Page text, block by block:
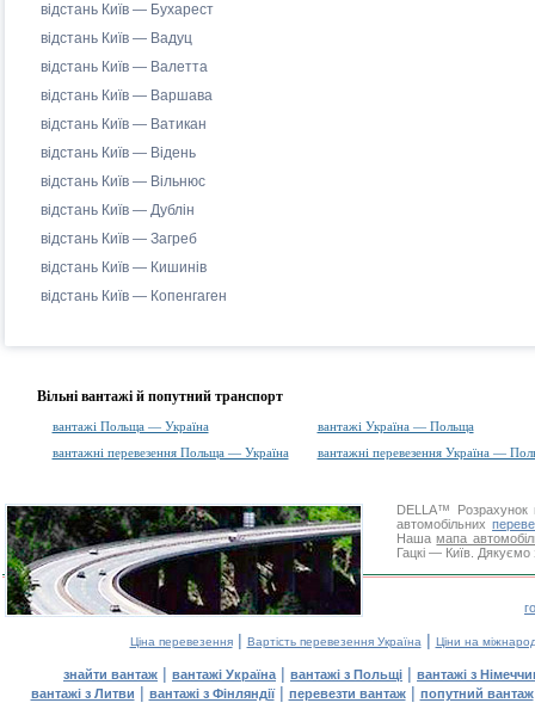
відстань Київ — Бухарест
відстань Київ — Вадуц
відстань Київ — Валетта
відстань Київ — Варшава
відстань Київ — Ватикан
відстань Київ — Відень
відстань Київ — Вільнюс
відстань Київ — Дублін
відстань Київ — Загреб
відстань Київ — Кишинів
відстань Київ — Копенгаген
Вільні вантажі й попутний транспорт
вантажі Польща — Україна
вантажі Україна — Польща
вантажні перевезення Польща — Україна
вантажні перевезення Україна —
DELLA™
Розрахунок
автомобільних
Нашамапа
Гацкі — Київ. Дякуємо
Ціна перевезення| Вартість перевезення Україна | Ціни на
знайти вантаж | вантажі Україна | вантажі з Польщі | вантажі з
вантажі з Литви | вантажі з Фінляндії| перевезти вантаж| попутний вантаж